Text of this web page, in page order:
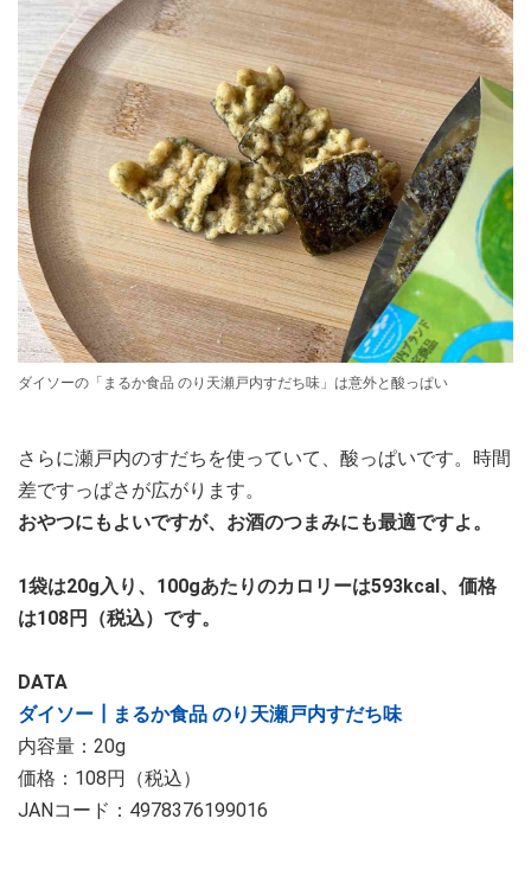
ダイソーの「まるか食品 のり天瀬戸内すだち味」は意外と酸っぱい
さらに瀬戸内のすだちを使っていて、酸っぱいです。時間
差ですっぱさが広がります。
おやつにもよいですが、お酒のつまみにも最適ですよ。
1袋は20g入り、100gあたりのカロリーは593kcal、価格
は108円（税込）です。
DATA
ダイソー┃まるか食品 のり天瀬戸内すだち味
内容量：20g
価格：108円（税込）
JANコード：4978376199016